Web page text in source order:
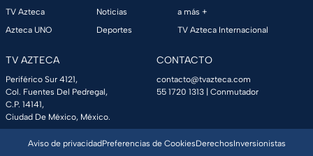
TV Azteca
Azteca UNO
Noticias
Deportes
a más +
TV Azteca Internacional
TV AZTECA
Periférico Sur 4121,
Col. Fuentes Del Pedregal,
C.P. 14141,
Ciudad De México, México.
CONTACTO
contacto@tvazteca.com
55 1720 1313 | Conmutador
Aviso de privacidadPreferencias de CookiesDerechosInversionistas